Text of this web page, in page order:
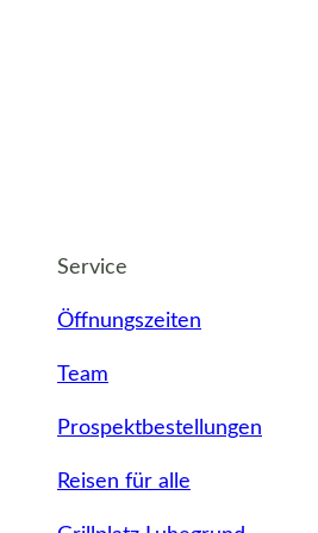
Service
Öffnungszeiten
Team
Prospektbestellungen
Reisen für alle